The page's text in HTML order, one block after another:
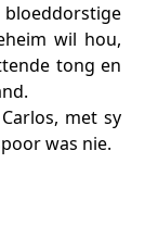
wil hou,
tong en
met sy
was nie.